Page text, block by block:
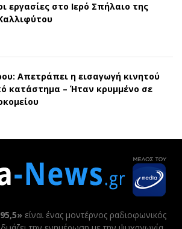
εργασίες στο Ιερό Σπήλαιο της
Απετράπει η εισαγωγή κινητού
κατάστημα – Ήταν κρυμμένο σε
είναι ένας μοντέρνος ραδιοφωνικός